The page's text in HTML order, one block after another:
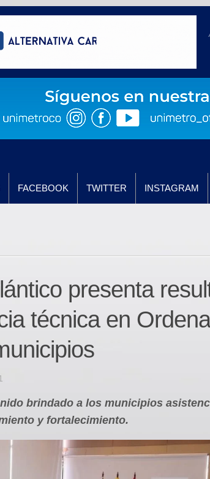
FACEBOOK TWITTER INSTAGRAM
presenta
técnica en
brindado a los municipios
y fortalecimiento.